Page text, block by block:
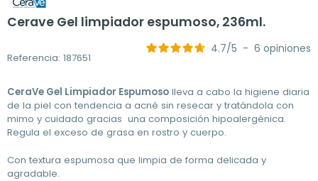
Cerave Gel limpiador espumoso, 236ml.
Referencia: 187651
4.7/5 - 6 opiniones
CeraVe Gel Limpiador Espumoso lleva a cabo la higiene diaria
de la piel con tendencia a acné sin resecar y tratándola con
mimo y cuidado gracias una composición hipoalergénica.
Regula el exceso de grasa en rostro y cuerpo.
Con textura espumosa que limpia de forma delicada y
agradable.